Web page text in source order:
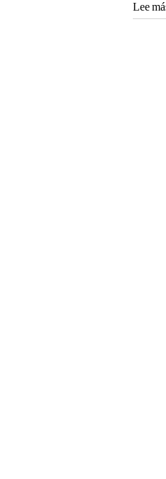
Lee